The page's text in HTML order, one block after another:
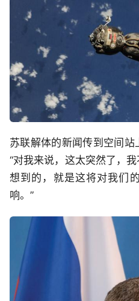
苏联解体的新闻传到空间站
“对我来说，这太突然了，
想到的，就是这将对我们
响。”